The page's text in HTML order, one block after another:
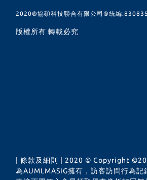
2020®︎協碩科技聯合有限公司®︎統編
版權所有 轉載必究
| 條款及細則 | 2020 © Copyright
為AUMLMASIG擁有，訪客訪問行為記